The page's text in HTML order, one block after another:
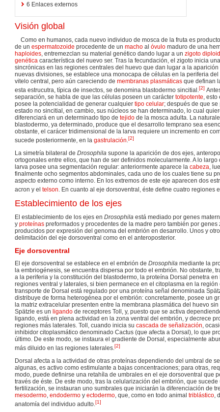
6 Enlaces externos
Visión global
Como en humanos, cada nuevo individuo de mosca de la fruta es
de un espermatozoide procedente de un macho al óvulo maduro de una
haploides, entremezclan su material genético dando lugar a un zigoto
genética característica del nuevo ser. Tras la fecundación, el zigoto inicia
sincrónicas en las regiones centrales del huevo que dan lugar a la
nuevas divisiones, se establece una monocapa de células en la periferia
vitelo central, pero aún careciendo de membranas plasmáticas que definan
esta estrucutra, típica de insectos, se denomina blastodermo sincitial.[2]
separación, se habla de que las células poseen un carácter totipotente, esto
posee la potencialidad de generar cualquier tipo celular; después de que
estado no sincitial, en cambio, sus núcleos se han determinado, lo cual
diferenciará en un determinado tipo de tejido de la mosca adulta. La
blastodermo, ya determinado, produce que el desarrollo temprano sea
obstante, el carácer tridimensional de la larva requiere un incremento en
sucede posteriormente, en la gastrulación.[2]
La simetría bilateral de Drosophila supone la aparición de dos ejes,
ortogonales entre ellos, que han de ser definidos molecularmente. A lo
larva posee una segmentación regular: anteriormente aparece la cabeza,
finalmente ocho segmentos abdominales, cada uno de los cuales tiene su
aspecto externo como interno. En los extremos de este eje aparecen dos
acron y el telson. En cuanto al eje dorsoventral, éste define cuatro regiones
Establecimiento de los ejes
El establecimiento de los ejes en Drosophila está mediado por genes
y proteínas preformados y procedentes de la madre pero también por genes
producidos por expresión del genoma del embrión en desarrollo. Unos y
delimitación del eje dorsoventral como en el anteroposterior.
Eje dorsoventral
El eje dorsoventral se establece en el embrión de Drosophila mediante la
la embriogénesis, se encuentra dispersa por todo el embrión. No obstante,
a la periferia y la constitución del blastodermo, la proteína Dorsal penetra
regiones ventral y laterales, si bien permanece en el citoplasma en la
transporte de Dorsal está regulado por una proteína señal denominada
distribuye de forma heterogénea por el embrión: concretamente, posee un
la matriz extracelular presenten entre la membrana plasmática del huevo
Spätzle es un ligando de receptores Toll, y, puesto que se activa
ligando, está en plena actividad en la zona ventral del embrión, y decrece
regiones más laterales. Toll, cuando inicia su cascada de señalización,
inhibidor citoplasmático denominado Cactus (que afecta a Dorsal), lo que
último. De este modo, se instaura el gradiente de Dorsal, especialmente
más diluido en las regiones laterales.[2]
Dorsal afecta a la actividad de otras proteínas dependiendo del umbral de
algunas, es activo como estimulante a bajas concentraciones; para otras,
modo, puede definirse una retahíla de umbrales en el eje dorsoventral que
través de éste. De este modo, tras la celularización del embrión, que
fertilización, se instauran uno sumbrales que iniciarán la diferenciación de
mesodermo, endodermo y ectodermo, que, como en todo animal triblástico,
anatomía del individuo adulto.[1]